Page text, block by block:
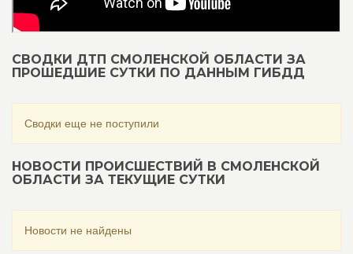
СВОДКИ ДТП СМОЛЕНСКОЙ ОБЛАСТИ ЗА
ПРОШЕДШИЕ СУТКИ ПО ДАННЫМ ГИБДД
Сводки еще не поступили
НОВОСТИ ПРОИСШЕСТВИЙ В СМОЛЕНСКОЙ
ОБЛАСТИ ЗА ТЕКУЩИЕ СУТКИ
Новости не найдены